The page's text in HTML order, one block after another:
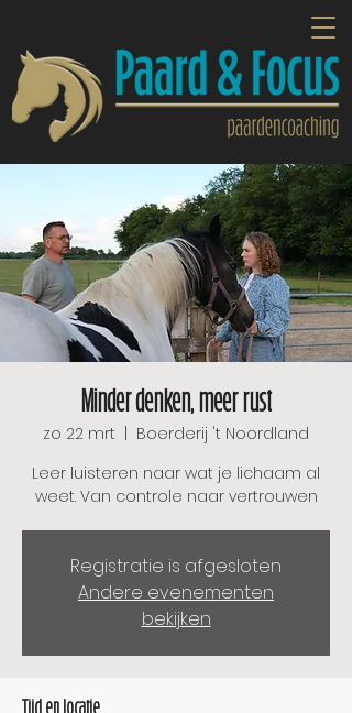
Minder denken, meer rust
zo 22 mrt
Boerderij 't Noordland
Leer luisteren naar wat je lichaam al
weet. Van controle naar vertrouwen
Registratie is afgesloten
Andere evenementen
bekijken